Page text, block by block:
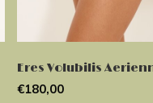
Eres Volubilis
€180,00